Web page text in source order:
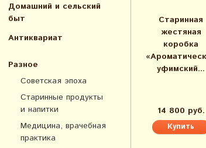
Домашний и сельский
быт
Антиквариат
Разное
Советская эпоха
Старинные продукты
и напитки
Медицина, врачебная
практика
Старинная
жестяная
коробка
уфимский...
14 800 руб.